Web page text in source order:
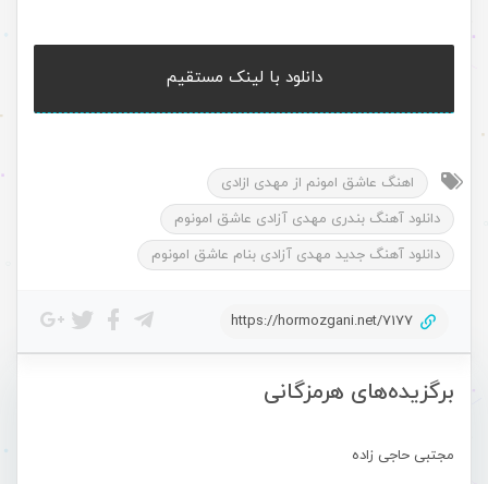
برگزیده‌های هرمزگانی
مجتبی حاجی زاده
دانلود با لینک مستقیم
اهنگ عاشق امونم از مهدی ازادی
دانلود آهنگ بندری مهدی آزادی عاشق امونوم
دانلود آهنگ جدید مهدی آزادی بنام عاشق امونوم
https://hormozgani.net/7177